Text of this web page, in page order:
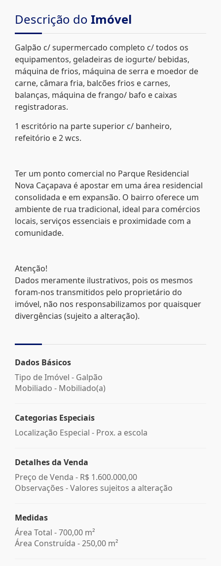
Descrição do Imóvel
Galpão c/ supermercado completo c/ todos os
equipamentos, geladeiras de iogurte/ bebidas,
máquina de frios, máquina de serra e moedor de
carne, câmara fria, balcões frios e carnes,
balanças, máquina de frango/ bafo e caixas
registradoras.
1 escritório na parte superior c/ banheiro,
refeitório e 2 wcs.
Ter um ponto comercial no Parque Residencial
Nova Caçapava é apostar em uma área residencial
consolidada e em expansão. O bairro oferece um
ambiente de rua tradicional, ideal para comércios
locais, serviços essenciais e proximidade com a
comunidade.
Atenção!
Dados meramente ilustrativos, pois os mesmos
foram-nos transmitidos pelo proprietário do
imóvel, não nos responsabilizamos por quaisquer
divergências (sujeito a alteração).
Dados Básicos
Tipo de Imóvel - Galpão
Mobiliado - Mobiliado(a)
Categorias Especiais
Localização Especial - Prox. a escola
Detalhes da Venda
Preço de Venda - R$ 1.600.000,00
Observações - Valores sujeitos a alteração
Medidas
Área Total - 700,00 m²
Área Construída - 250,00 m²